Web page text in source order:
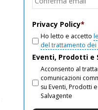
Privacy Policy*
Ho letto e accetto
del trattamento
Eventi, Prodotti e
Acconsento al
comunicazioni
su Eventi, Prodotti
Salvagente